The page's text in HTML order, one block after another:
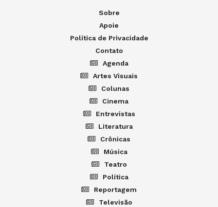
Sobre
Apoie
Política de Privacidade
Contato
Agenda
Artes Visuais
Colunas
Cinema
Entrevistas
Literatura
Crônicas
Música
Teatro
Política
Reportagem
Televisão